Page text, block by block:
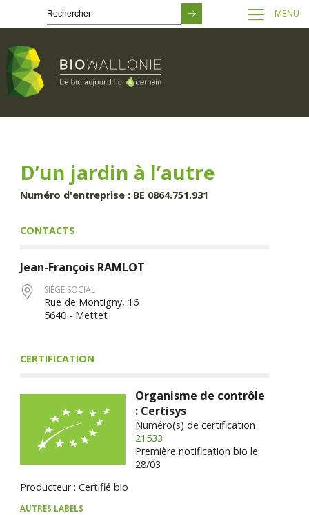
principal
MENU
D’un jardin à l’autre
Numéro d'entreprise : BE 0864.751.931
CONTACTS
Jean-François RAMLOT
SIÈGE SOCIAL
Rue de Montigny, 16
5640 - Mettet
CERTIFICATION
Organisme de contrôle
: Certisys
Numéro(s) de certification :
21533
Première notification bio le
28/03
Producteur : Certifié bio
AUTRES LABELS